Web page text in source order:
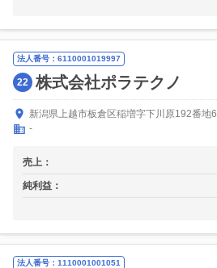
法人番号：6110001019997
22 株式会社ポラテクノ
新潟県上越市板倉区稲増字下川原192番地6
-
売上：
純利益：
法人番号：1110001001051